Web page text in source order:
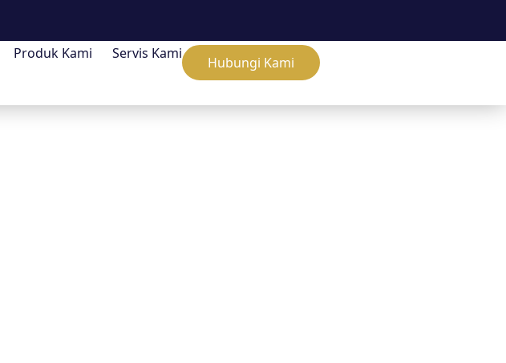
Produk Kami Servis Kami
Hubungi Kami